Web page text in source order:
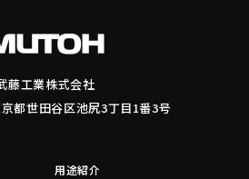
藤工業株式会社
都世田谷区池尻3丁目1番3号
用途紹介